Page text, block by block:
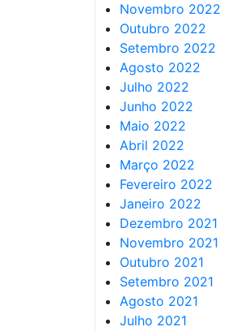
Novembro 2022
Outubro 2022
Setembro 2022
Agosto 2022
Julho 2022
Junho 2022
Maio 2022
Abril 2022
Março 2022
Fevereiro 2022
Janeiro 2022
Dezembro 2021
Novembro 2021
Outubro 2021
Setembro 2021
Agosto 2021
Julho 2021